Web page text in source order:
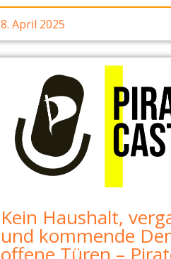
8. April 2025
Kein Haushalt,
und kommende